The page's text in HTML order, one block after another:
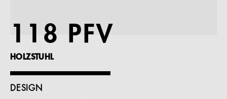
Referenzen
118 PFV
HOLZSTUHL
DESIGN